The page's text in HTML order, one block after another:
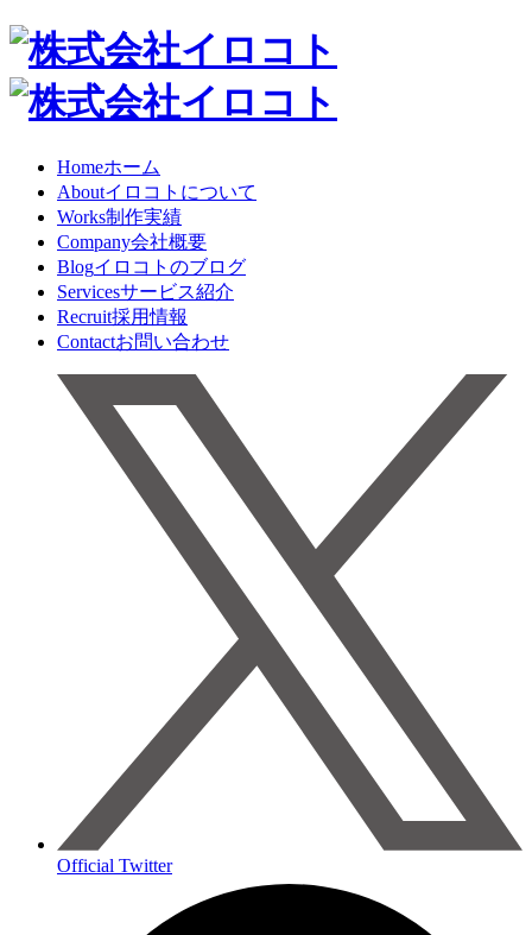
Homeホーム
Aboutイロコトについて
Works制作実績
Company会社概要
Blogイロコトのブログ
Servicesサービス紹介
Recruit採用情報
Contactお問い合わせ
Official Twitter